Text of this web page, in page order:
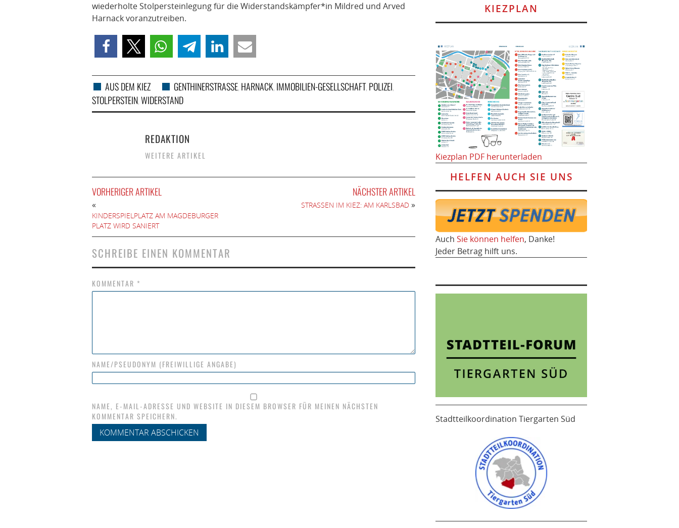
wiederholte Stolpersteinlegung für die Widerstandskämpfer*in Mildred und Arved
Harnack voranzutreiben.
AUS DEM KIEZ GENTHINERSTRASSE , HARNACK, IMMOBILIEN-GESELLSCHAFT, POLIZEI,
STOLPERSTEIN,WIDERSTAND
REDAKTION
WEITERE ARTIKEL
VORHERIGER ARTIKEL
«
KINDERSPIELPLATZ AM MAGDEBURGER
PLATZ WIRD SANIERT
NÄCHSTER ARTIKEL
STRASSEN IM KIEZ: AM KARLSBAD »
SCHREIBE EINEN KOMMENTAR
KOMMENTAR *
NAME/PSEUDONYM (FREIWILLIGE ANGABE)
NAME, E-MAIL-ADRESSE UND WEBSITE IN DIESEM BROWSER FÜR MEINEN NÄCHSTEN
KOMMENTAR SPEICHERN.
KIEZPLAN
Kiezplan PDF herunterladen
HELFEN AUCH SIE UNS
Auch Sie können helfen, Danke!
Jeder Betrag hilft uns.
Stadtteilkoordination Tiergarten Süd